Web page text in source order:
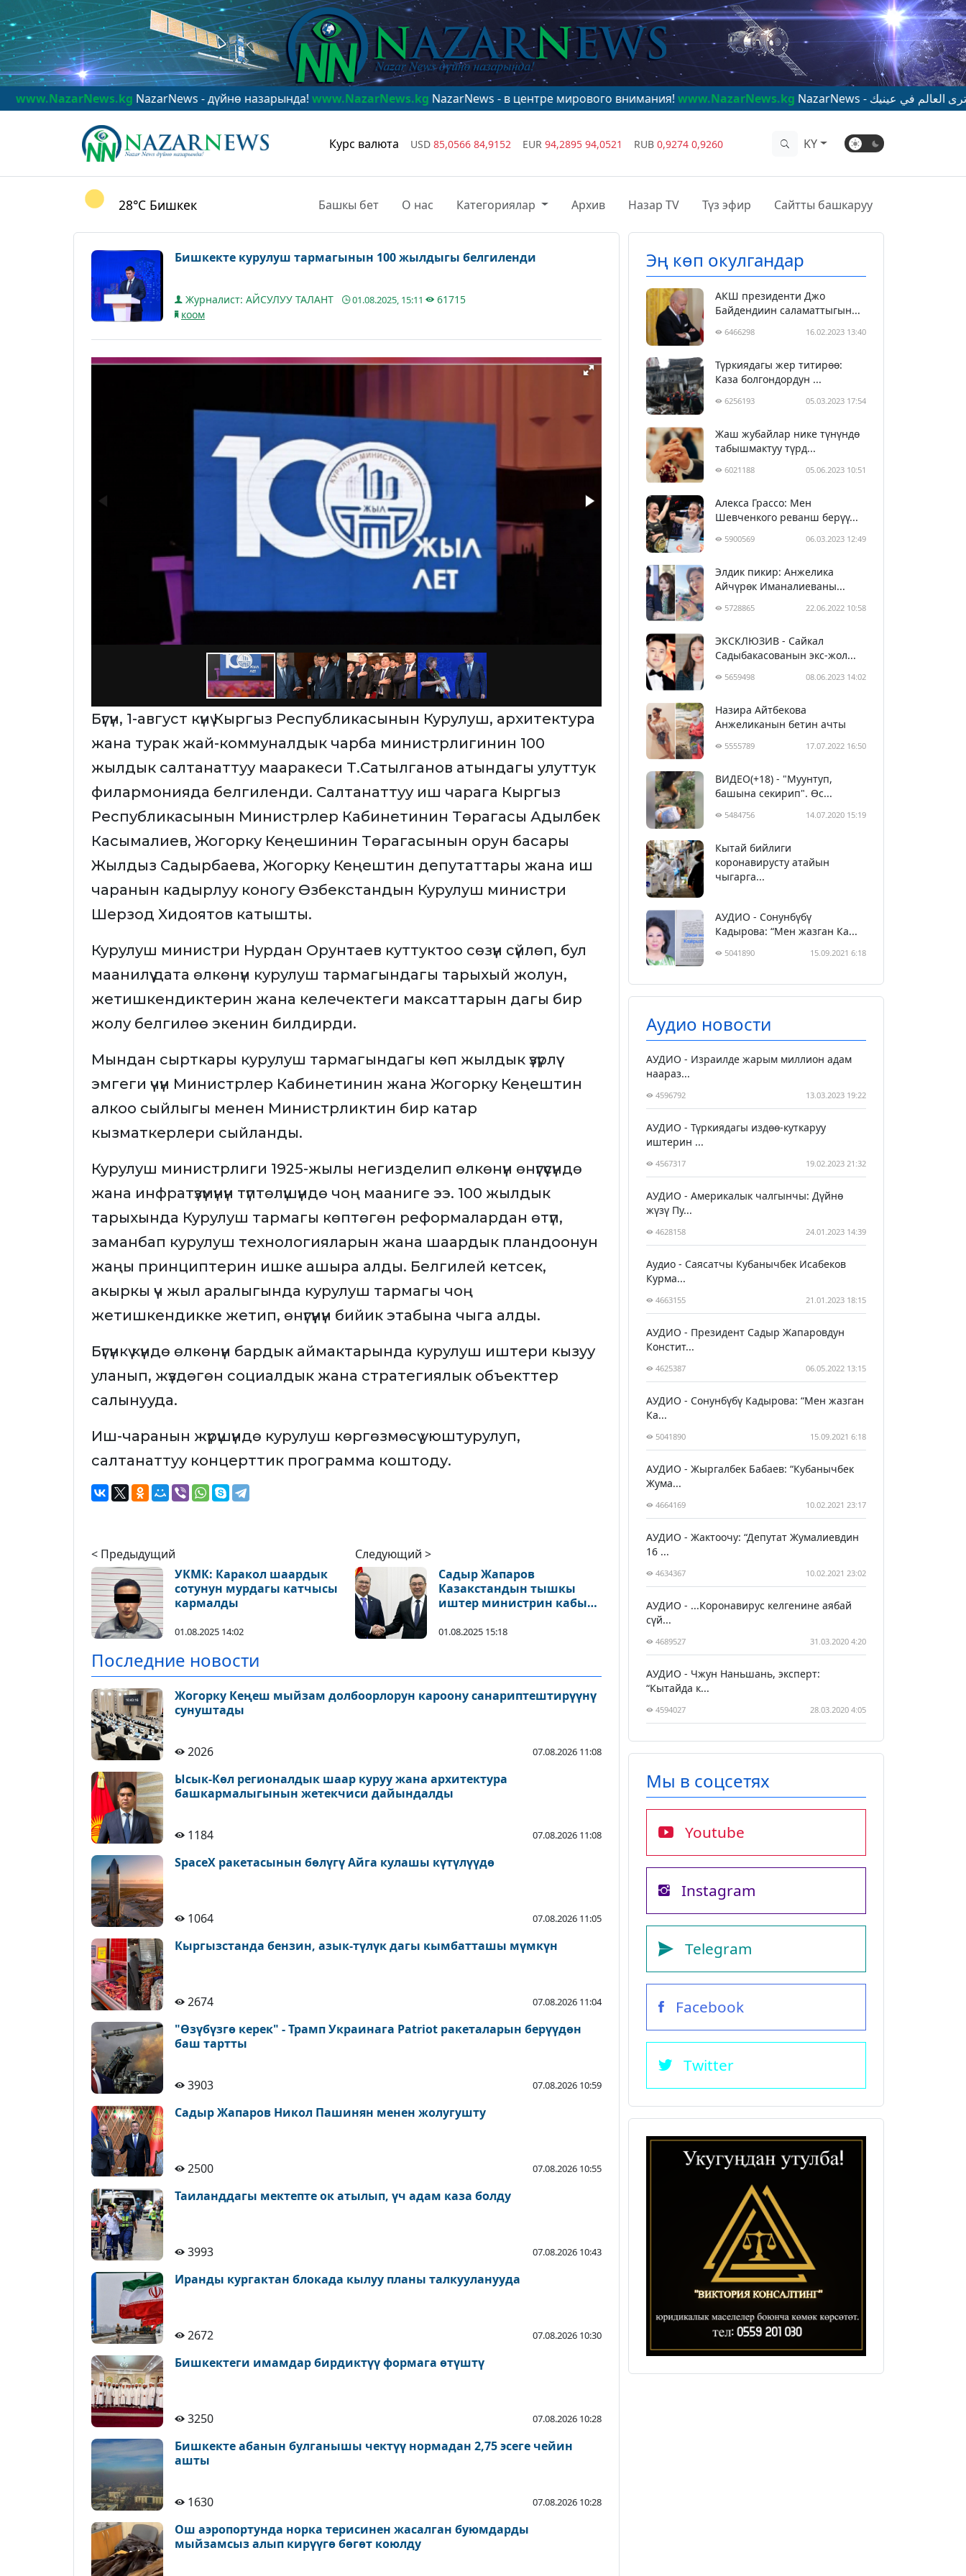
NazarNews - дүйнө назарында!www.NazarNews.kgNazarNews - в центре мирового внимания!www.NazarNews.kg NazarNews - ترى العالم في عينيك
Курс валюта USD 85,0566 84,9152 EUR 94,2895 94,0521 RUB 0,9274 0,9260 KY
28°C Бишкек Башкы бет О нас Категориялар Архив Назар TV Түз эфир Сайтты башкаруу
Бишкекте курулуш тармагынын 100 жылдыгы белгиленди
Журналист: АЙСУЛУУ ТАЛАНТ 01.08.2025, 15:11
61715
коом
Бүгүн, 1-август күнү Кыргыз Республикасынын Курулуш, архитектура
жана турак жай-коммуналдык чарба министрлигинин 100
жылдык салтанаттуу мааракеси Т.Сатылганов атындагы улуттук
филармонияда белгиленди. Салтанаттуу иш чарага Кыргыз
Республикасынын Министрлер Кабинетинин Төрагасы Адылбек
Касымалиев, Жогорку Кеңешинин Төрагасынын орун басары
Жылдыз Садырбаева, Жогорку Кеңештин депутаттары жана иш
чаранын кадырлуу коногу Өзбекстандын Курулуш министри
Шерзод Хидоятов катышты.
Курулуш министри Нурдан Орунтаев куттуктоо сөзүн сүйлөп, бул
маанилүү дата өлкөнүн курулуш тармагындагы тарыхый жолун,
жетишкендиктерин жана келечектеги максаттарын дагы бир
жолу белгилөө экенин билдирди.
Мындан сырткары курулуш тармагындагы көп жылдык үзүрлүү
эмгеги үчүн Министрлер Кабинетинин жана Жогорку Кеңештин
алкоо сыйлыгы менен Министрликтин бир катар
кызматкерлери сыйланды.
Курулуш министрлиги 1925-жылы негизделип өлкөнүн өнүгүүсүндө
жана инфратүзүмүнүн түптөлүшүндө чоң мааниге ээ. 100 жылдык
тарыхында Курулуш тармагы көптөгөн реформалардан өтүп,
заманбап курулуш технологияларын жана шаардык пландоонун
жаңы принциптерин ишке ашыра алды. Белгилей кетсек,
акыркы үч жыл аралыгында курулуш тармагы чоң
жетишкендикке жетип, өнүгүүнүн бийик этабына чыга алды.
Бүгүнкү күндө өлкөнүн бардык аймактарында курулуш иштери кызуу
уланып, жүздөгөн социалдык жана стратегиялык объекттер
салынууда.
Иш-чаранын жүрүшүндө курулуш көргөзмөсү уюштурулуп,
салтанаттуу концерттик программа коштоду.
< Предыдущий
УКМК: Каракол шаардык
сотунун мурдагы катчысы
кармалды
01.08.2025 14:02
Следующий >
Садыр Жапаров
Казакстандын тышкы
иштер министрин кабыл
01.08.2025 15:18
Последние новости
Жогорку Кеңеш мыйзам долбоорлорун кароону санариптештирүүнү
сунуштады
2026 07.08.2026 11:08
Ысык-Көл регионалдык шаар куруу жана архитектура
башкармалыгынын жетекчиси дайындалды
1184 07.08.2026 11:08
SpaceX ракетасынын бөлүгү Айга кулашы күтүлүүдө
1064 07.08.2026 11:05
Кыргызстанда бензин, азык-түлүк дагы кымбатташы мүмкүн
2674 07.08.2026 11:04
"Өзүбүзгө керек" - Трамп Украинага Patriot ракеталарын берүүдөн
баш тартты
3903 07.08.2026 10:59
Садыр Жапаров Никол Пашинян менен жолугушту
2500 07.08.2026 10:55
Таиланддагы мектепте ок атылып, үч адам каза болду
3993 07.08.2026 10:43
Иранды кургактан блокада кылуу планы талкууланууда
2672 07.08.2026 10:30
Бишкектеги имамдар бирдиктүү формага өтүштү
3250 07.08.2026 10:28
Бишкекте абанын булганышы чектүү нормадан 2,75 эсеге чейин
ашты
1630 07.08.2026 10:28
Ош аэропортунда норка терисинен жасалган буюмдарды
мыйзамсыз алып кирүүгө бөгөт коюлду
Эң көп окулгандар
АКШ президенти Джо
Байдендиин саламаттыгын...
6466298 16.02.2023 13:40
Түркиядагы жер титирөө:
Каза болгондордун ...
6256193 05.03.2023 17:54
Жаш жубайлар нике түнүндө
табышмактуу түрд...
6021188 05.06.2023 10:51
Алекса Грассо: Мен
Шевченкого реванш берүү...
5900569 06.03.2023 12:49
Элдик пикир: Анжелика
Айчүрөк Иманалиеваны...
5728865 22.06.2022 10:58
ЭКСКЛЮЗИВ - Сайкал
Садыбакасованын экс-жол...
5659498 08.06.2023 14:02
Назира Айтбекова
Анжеликанын бетин ачты
5555789 17.07.2022 16:50
ВИДЕО(+18) - "Муунтуп,
башына секирип". Өс...
5484756 14.07.2020 15:19
Кытай бийлиги
коронавирусту атайын
чыгарга...
АУДИО - Сонунбүбү
Кадырова: “Мен жазган Ка...
5041890 15.09.2021 6:18
Аудио новости
АУДИО - Израилде жарым миллион адам
наараз...
4596792 13.03.2023 19:22
АУДИО - Түркиядагы издөө-куткаруу
иштерин ...
4567317 19.02.2023 21:32
АУДИО - Америкалык чалгынчы: Дүйнө
жүзү Пу...
4628158 24.01.2023 14:39
Аудио - Саясатчы Кубанычбек Исабеков
Курма...
4663155 21.01.2023 18:15
АУДИО - Президент Садыр Жапаровдун
Констит...
4625387 06.05.2022 13:15
АУДИО - Сонунбүбү Кадырова: “Мен жазган
Ка...
5041890 15.09.2021 6:18
АУДИО - Жыргалбек Бабаев: “Кубанычбек
Жума...
4664169 10.02.2021 23:17
АУДИО - Жактоочу: “Депутат Жумалиевдин
16 ...
4634367 10.02.2021 23:02
АУДИО - ...Коронавирус келгенине аябай
сүй...
4689527 31.03.2020 4:20
АУДИО - Чжун Наньшань, эксперт:
“Кытайда к...
4594027 28.03.2020 4:05
Мы в соцсетях
Youtube
Instagram
Telegram
Facebook
Twitter